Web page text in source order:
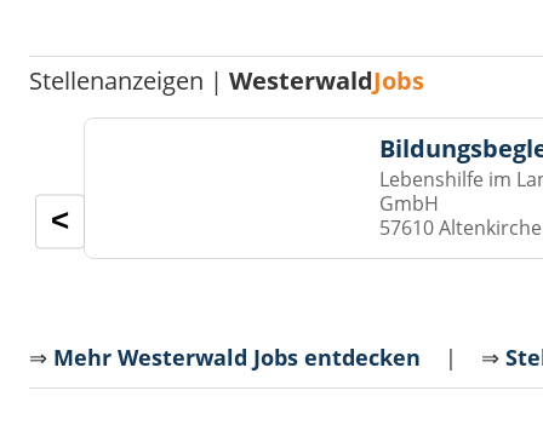
Stellenanzeigen |WesterwaldJobs
Lebenshilfe im
GmbH
57610
<
⇒ Mehr Westerwald Jobs entdecken | ⇒